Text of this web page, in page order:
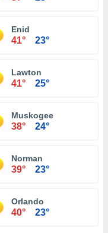
Enid
41° 23°
Lawton
41° 25°
Muskogee
38° 24°
Norman
39° 23°
Orlando
40° 23°